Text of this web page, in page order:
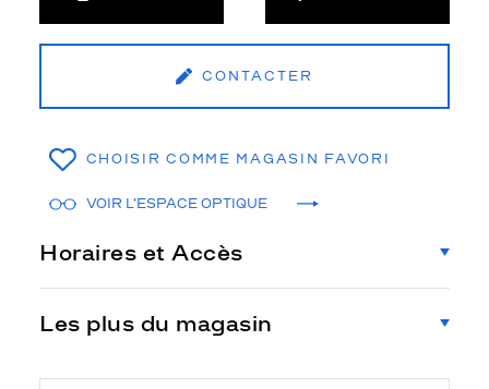
CONTACTER
CHOISIR COMME MAGASIN FAVORI
VOIR L'ESPACE OPTIQUE
Horaires et Accès
Les plus du magasin